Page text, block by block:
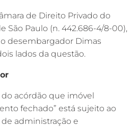
de Direito Privado do
São Paulo (n. 442.686-4/8-00),
desembargador Dimas
lados da questão.
acórdão que imóvel
fechado” está sujeito ao
administração e